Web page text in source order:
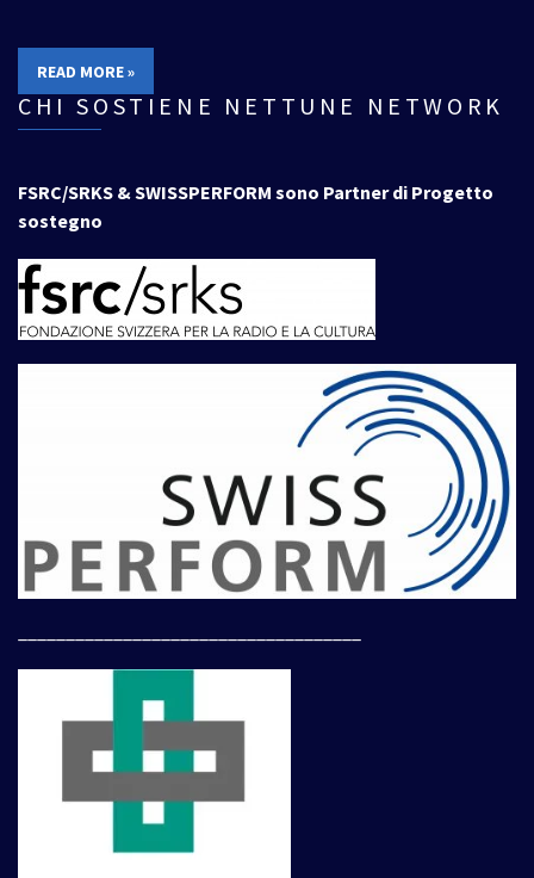
READ MORE »
CHI SOSTIENE NETTUNE NETWORK
FSRC/SRKS & SWISSPERFORM sono Partner di Progetto
sostegno